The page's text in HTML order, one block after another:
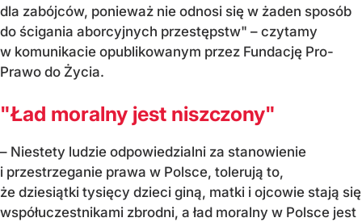
dla zabójców, ponieważ nie odnosi się w żaden sposób
do ścigania aborcyjnych przestępstw" – czytamy
w komunikacie opublikowanym przez Fundację Pro-
Prawo do Życia.
"Ład moralny jest niszczony"
– Niestety ludzie odpowiedzialni za stanowienie
i przestrzeganie prawa w Polsce, tolerują to,
że dziesiątki tysięcy dzieci giną, matki i ojcowie stają się
współuczestnikami zbrodni, a ład moralny w Polsce jest